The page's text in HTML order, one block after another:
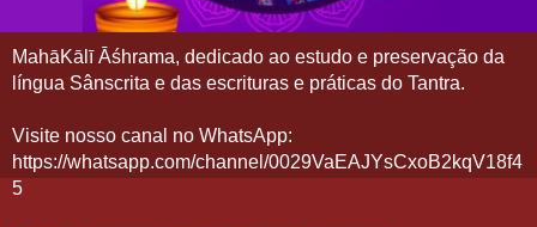
MahāKālī Āśhrama, dedicado ao estudo e preservação da
língua Sânscrita e das escrituras e práticas do Tantra.
Visite nosso canal no WhatsApp:
https://whatsapp.com/channel/0029VaEAJYsCxoB2kqV18f4
5